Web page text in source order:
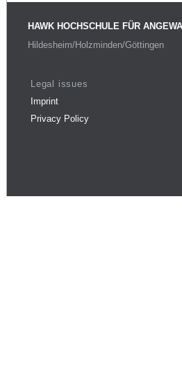
HAWK HOCHSCHULE FÜR
Hildesheim/Holzminden/Göttingen
Legal issues
Imprint
Privacy Policy